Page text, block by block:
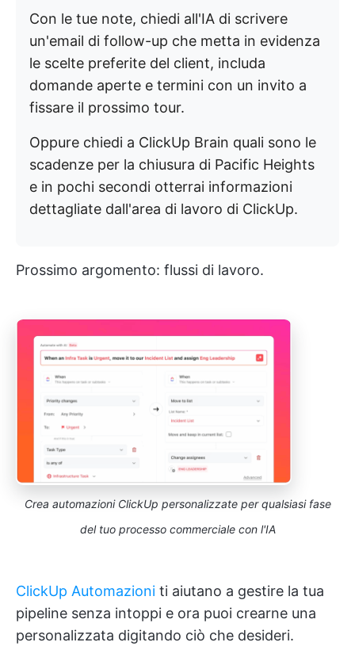
Con le tue note, chiedi all'IA di scrivere
un'email di follow-up che metta in evidenza
le scelte preferite del client, includa
domande aperte e termini con un invito a
fissare il prossimo tour.
Oppure chiedi a ClickUp Brain quali sono le
scadenze per la chiusura di Pacific Heights
e in pochi secondi otterrai informazioni
dettagliate dall'area di lavoro di ClickUp.
Prossimo argomento: flussi di lavoro.
Crea automazioni ClickUp personalizzate per qualsiasi fase
del tuo processo commerciale con l'IA
ClickUp Automazioni ti aiutano a gestire la tua
pipeline senza intoppi e ora puoi crearne una
personalizzata digitando ciò che desideri.